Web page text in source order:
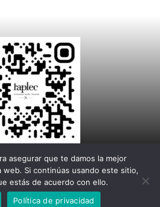
servicio Digital contactando con nosotros
asegurar que te damos la mejor
Si continúas usando este sitio,
estás de acuerdo con ello.
Política de privacidad